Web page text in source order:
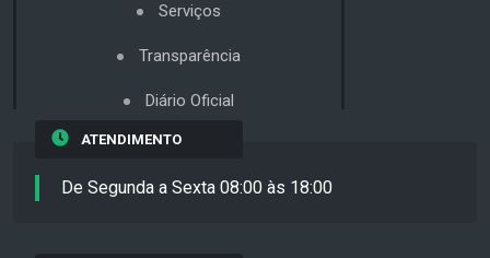
Serviços
Transparência
Diário Oficial
ATENDIMENTO
De Segunda a Sexta 08:00 às 18:00